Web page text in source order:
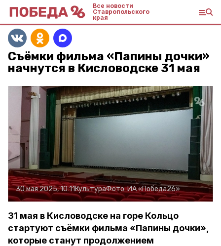
Все новости
Ставропольского
края
Съёмки фильма «Папины дочки»
начнутся в Кисловодске 31 мая
30 мая 2025, 10:11КультураФото:ИА «Победа26»
31 мая в Кисловодске на горе Кольцо
стартуют съёмки фильма «Папины дочки»,
которые станут продолжением